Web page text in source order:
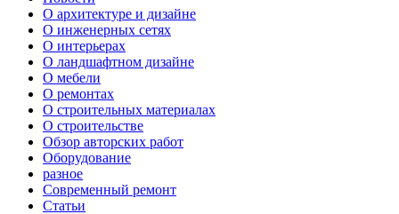
О архитектуре и дизайне
О инженерных сетях
О интерьерах
О ландшафтном дизайне
О мебели
О ремонтах
О строительных материалах
О строительстве
Обзор авторских работ
Оборудование
разное
Современный ремонт
Статьи